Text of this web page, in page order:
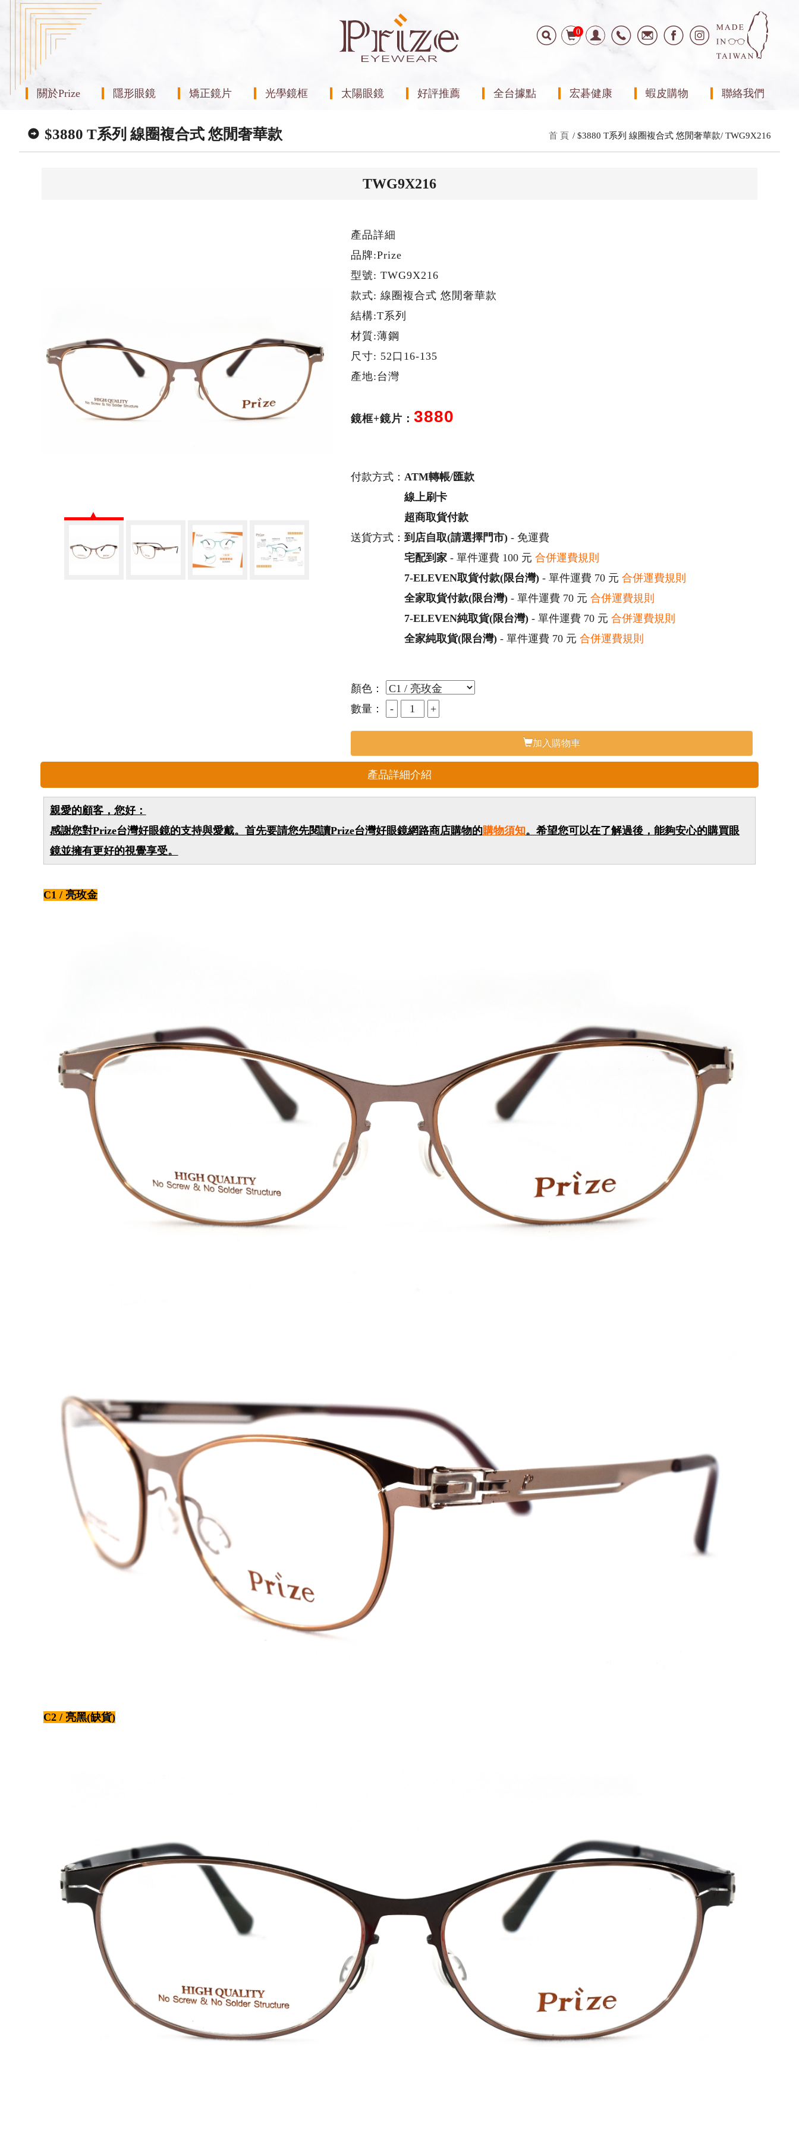
0
關於Prize 隱形眼鏡 矯正鏡片 光學鏡框 太陽眼鏡 好評推薦 全台據點 宏碁健康 蝦皮購物 聯絡我們
$3880 T系列 線圈複合式 悠閒奢華款 首 頁 $3880 T系列 線圈複合式 悠閒奢華款 TWG9X216
TWG9X216
產品詳細
品牌:Prize
型號: TWG9X216
款式: 線圈複合式 悠閒奢華款
結構:T系列
材質:薄鋼
尺寸: 52口16-135
產地:台灣
鏡框+鏡片： 3880
付款方式： ATM轉帳/匯款
線上刷卡
超商取貨付款
送貨方式： 到店自取(請選擇門市)- 免運費
宅配到家- 單件運費 100 元 合併運費規則
7-ELEVEN取貨付款(限台灣)- 單件運費 70 元 合併運費規則
全家取貨付款(限台灣)- 單件運費 70 元 合併運費規則
7-ELEVEN純取貨(限台灣)- 單件運費 70 元 合併運費規則
全家純取貨(限台灣)- 單件運費 70 元 合併運費規則
顏色：
數量：
加入購物車
產品詳細介紹
親愛的顧客，您好：
感謝您對Prize台灣好眼鏡的支持與愛戴。首先要請您先閱讀Prize台灣好眼鏡網路商店購物的購物須知。希望您可以在了解過後，能夠安心的購買眼
鏡並擁有更好的視覺享受。
C1 / 亮玫金
C2 / 亮黑(缺貨)